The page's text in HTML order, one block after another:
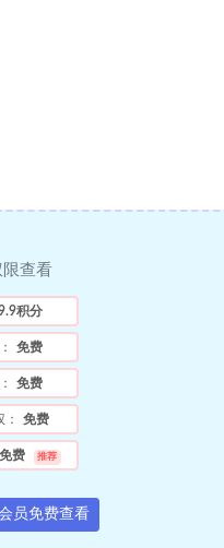
限查看
积分
免费
免费
免费
免费 推荐
员免费查看